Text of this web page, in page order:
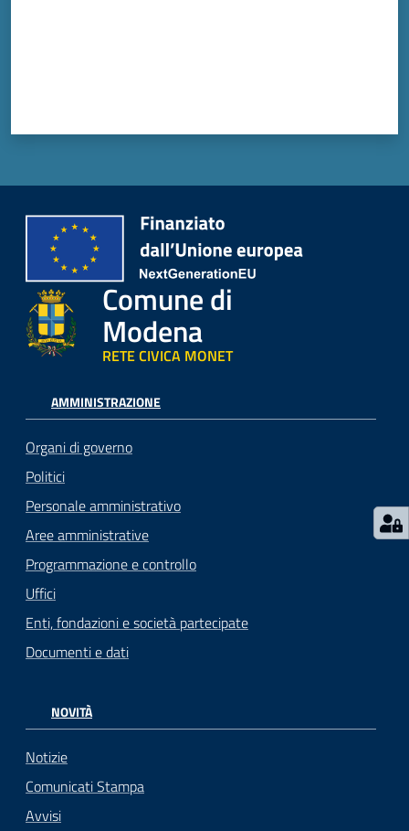
Comune di
Modena
RETE CIVICA MONET
AMMINISTRAZIONE
Organi di governo
Politici
Personale amministrativo
Aree amministrative
Programmazione e controllo
Uffici
Enti, fondazioni e società partecipate
Documenti e dati
NOVITÀ
Notizie
Comunicati Stampa
Avvisi